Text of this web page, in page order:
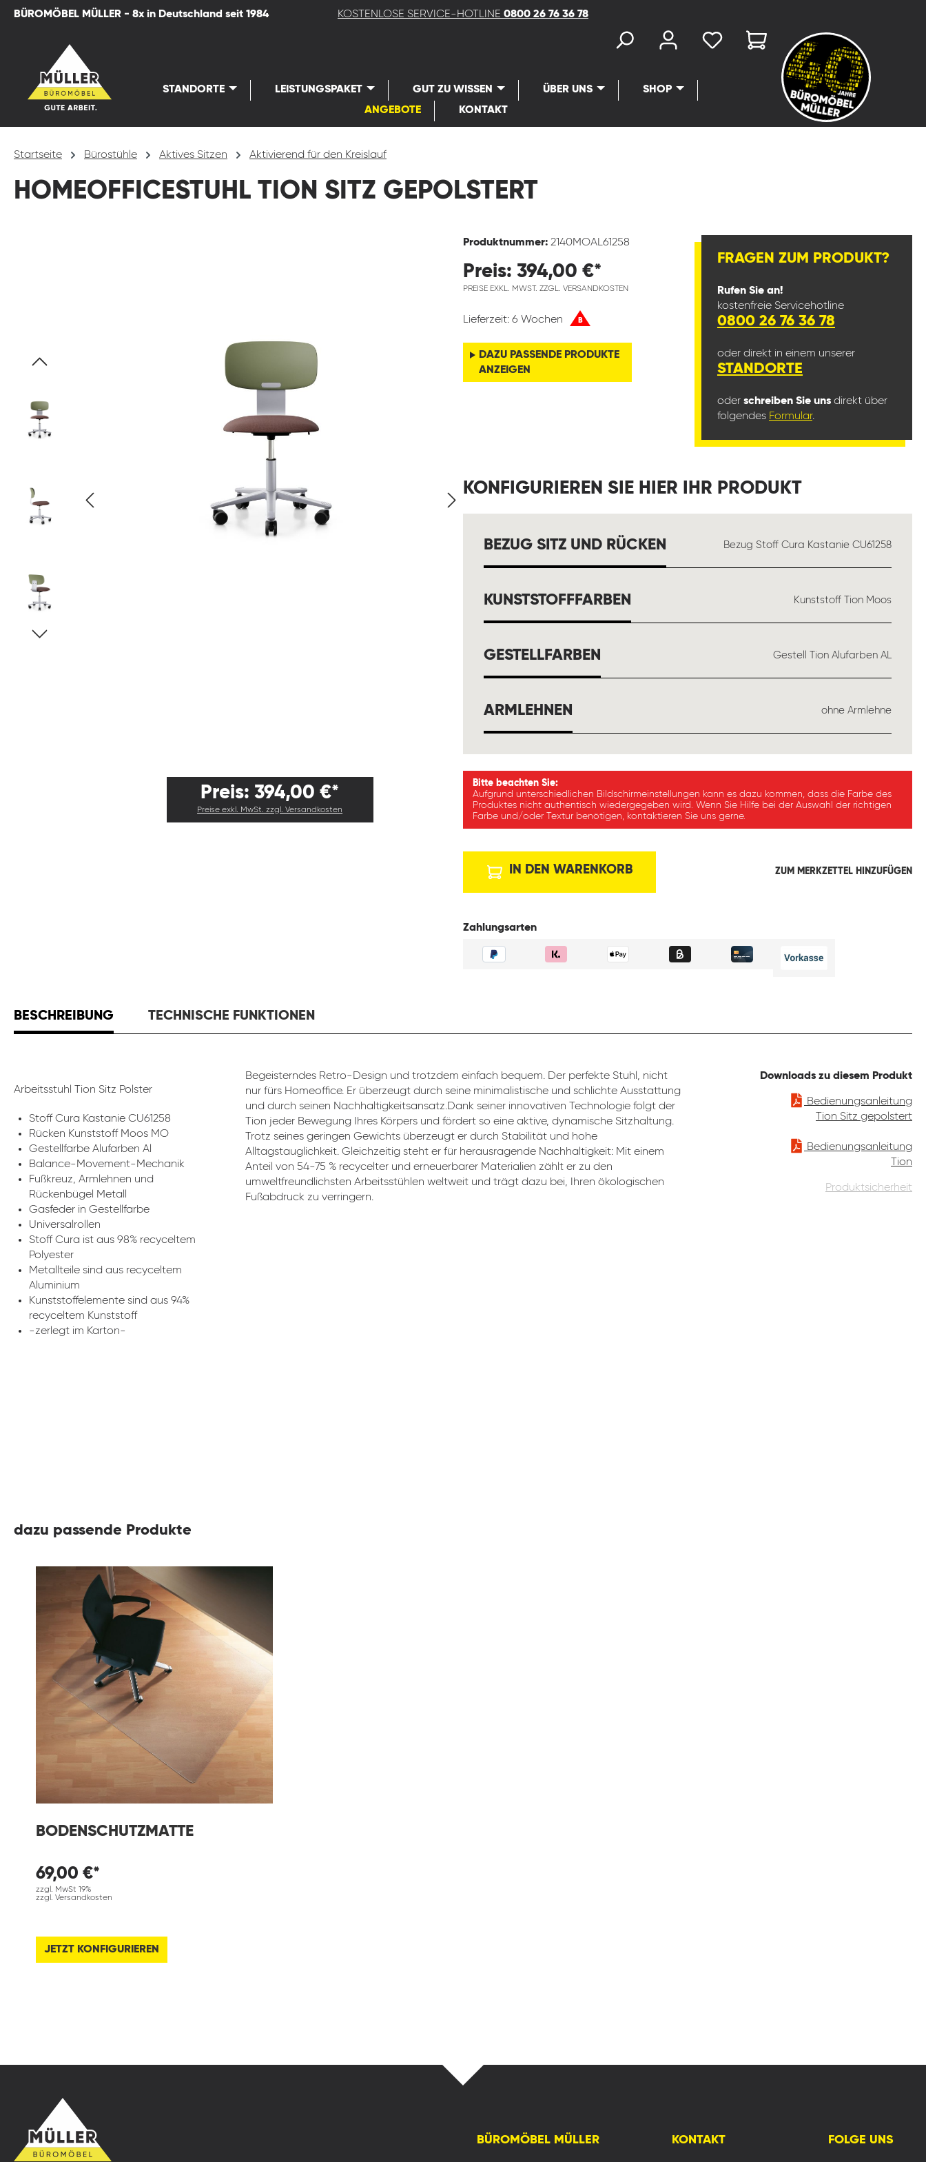
Zur Hauptnavigation springen
BÜROMÖBEL MÜLLER - 8x in Deutschland seit 1984 KOSTENLOSE SERVICE-HOTLINE 0800 26 76 36 78
STANDORTE LEISTUNGSPAKET GUT ZU WISSEN ÜBER UNS
SHOP
ANGEBOTE
KONTAKT
Startseite Bürostühle Aktives Sitzen Aktivierend für den Kreislauf
HOMEOFFICESTUHL TION SITZ GEPOLSTERT
Preis: 394,00 €*
Preise exkl. MwSt. zzgl. Versandkosten
Produktnummer: 2140MOAL61258
Preis: 394,00 €*
PREISE EXKL. MWST. ZZGL. VERSANDKOSTEN
Lieferzeit: 6 Wochen B
DAZU PASSENDE PRODUKTE
ANZEIGEN
FRAGEN ZUM PRODUKT?
Rufen Sie an!
kostenfreie Servicehotline
0800 26 76 36 78
oder direkt in einem unserer
STANDORTE
oder schreiben Sie uns direkt über
folgendes Formular.
KONFIGURIEREN SIE HIER IHR PRODUKT
BEZUG SITZ UND RÜCKEN AUSWÄHLENBezug Stoff Cura Kastanie CU61258
KUNSTSTOFFFARBEN Kunststoff Tion Moos
GESTELLFARBEN Gestell Tion Alufarben AL
ARMLEHNEN ohne Armlehne
Bitte beachten Sie:
Aufgrund unterschiedlichen Bildschirmeinstellungen kann es dazu kommen, dass die Farbe des
Produktes nicht authentisch wiedergegeben wird. Wenn Sie Hilfe bei der Auswahl der richtigen
Farbe und/oder Textur benötigen, kontaktieren Sie uns gerne.
IN DEN WARENKORB ZUM MERKZETTEL HINZUFÜGEN
Zahlungsarten
BESCHREIBUNG TECHNISCHE FUNKTIONEN
Arbeitsstuhl Tion Sitz Polster
Stoff Cura Kastanie CU61258
Rücken Kunststoff Moos MO
Gestellfarbe Alufarben Al
Balance-Movement-Mechanik
Fußkreuz, Armlehnen und
Rückenbügel Metall
Gasfeder in Gestellfarbe
Universalrollen
Stoff Cura ist aus 98% recyceltem
Polyester
Metallteile sind aus recyceltem
Aluminium
Kunststoffelemente sind aus 94%
recyceltem Kunststoff
-zerlegt im Karton-
Begeisterndes Retro-Design und trotzdem einfach bequem. Der perfekte Stuhl, nicht
nur fürs Homeoffice. Er überzeugt durch seine minimalistische und schlichte Ausstattung
und durch seinen Nachhaltigkeitsansatz.Dank seiner innovativen Technologie folgt der
Tion jeder Bewegung Ihres Körpers und fördert so eine aktive, dynamische Sitzhaltung.
Trotz seines geringen Gewichts überzeugt er durch Stabilität und hohe
Alltagstauglichkeit. Gleichzeitig steht er für herausragende Nachhaltigkeit: Mit einem
Anteil von 54-75 % recycelter und erneuerbarer Materialien zählt er zu den
umweltfreundlichsten Arbeitsstühlen weltweit und trägt dazu bei, Ihren ökologischen
Fußabdruck zu verringern.
Downloads zu diesem Produkt
Bedienungsanleitung
Tion Sitz gepolstert
Bedienungsanleitung
Tion
Produktsicherheit
dazu passende Produkte
BODENSCHUTZMATTE
69,00 €*
zzgl. MwSt 19%
zzgl. Versandkosten
JETZT KONFIGURIEREN
BÜROMÖBEL MÜLLER KONTAKT FOLGE UNS